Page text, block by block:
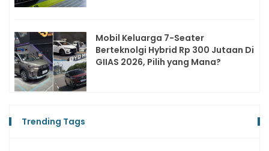
Mobil Keluarga 7-Seater
Berteknolgi Hybrid Rp 300 Jutaan Di
GIIAS 2026, Pilih yang Mana?
Trending Tags